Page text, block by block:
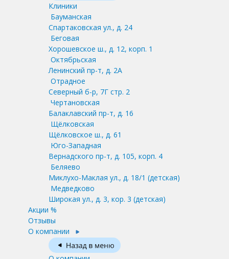
Клиники
Бауманская
Спартаковская ул., д. 24
Беговая
Хорошевское ш., д. 12, корп. 1
Октябрьская
Ленинский пр-т, д. 2А
Отрадное
Северный б-р, 7Г стр. 2
Чертановская
Балаклавский пр-т, д. 16
Щёлковская
Щёлковское ш., д. 61
Юго-Западная
Вернадского пр-т, д. 105, корп. 4
Беляево
Миклухо-Маклая ул., д. 18/1 (детская)
Медведково
Широкая ул., д. 3, кор. 3 (детская)
Акции %
Отзывы
О компании